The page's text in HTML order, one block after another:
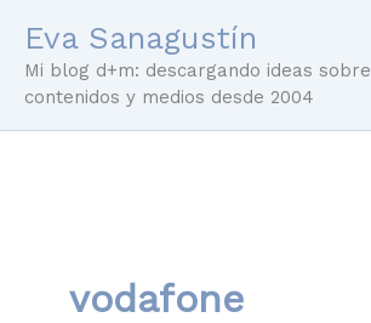
contenido
Eva Sanagustín
Mi blog d+m: descargando ideas sobre
contenidos y medios desde 2004
vodafone